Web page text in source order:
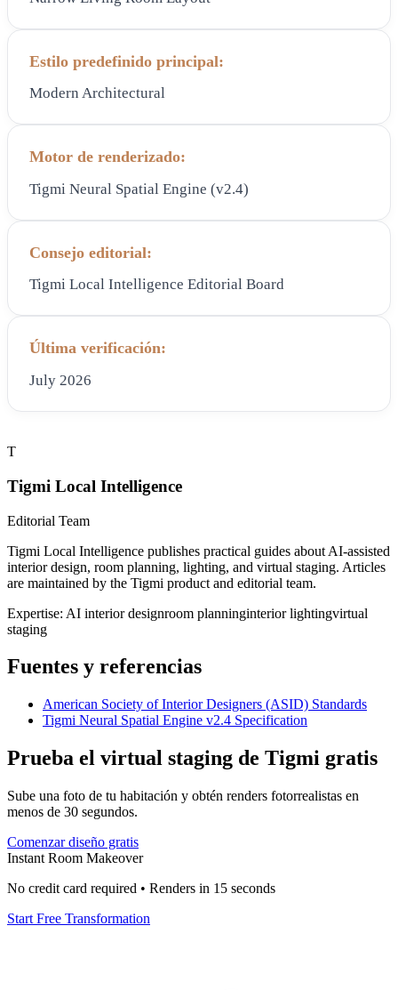
Estilo predefinido principal:
Modern Architectural
Motor de renderizado:
Tigmi Neural Spatial Engine (v2.4)
Consejo editorial:
Tigmi Local Intelligence Editorial Board
Última verificación:
July 2026
T
Tigmi Local Intelligence
Editorial Team
Tigmi Local Intelligence publishes practical guides about AI-assisted
interior design, room planning, lighting, and virtual staging. Articles
are maintained by the Tigmi product and editorial team.
Expertise: AI interior designroom planninginterior lightingvirtual
staging
Fuentes y referencias
American Society of Interior Designers (ASID) Standards
Tigmi Neural Spatial Engine v2.4 Specification
Prueba el virtual staging de Tigmi gratis
Sube una foto de tu habitación y obtén renders fotorrealistas en
menos de 30 segundos.
Comenzar diseño gratis
Instant Room Makeover
No credit card required • Renders in 15 seconds
Start Free Transformation